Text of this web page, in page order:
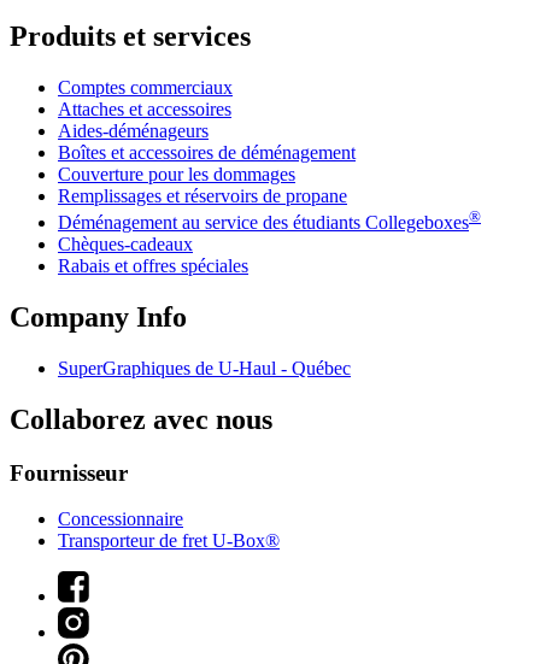
Produits et services
Comptes commerciaux
Attaches et accessoires
Aides-déménageurs
Boîtes et accessoires de déménagement
Couverture pour les dommages
Remplissages et réservoirs de propane
Déménagement au service des étudiants Collegeboxes®
Chèques-cadeaux
Rabais et offres spéciales
Company Info
SuperGraphiques de U-Haul - Québec
Collaborez avec nous
Fournisseur
Concessionnaire
Transporteur de fret U-Box®